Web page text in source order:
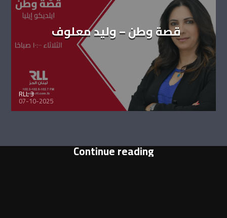
قصة وطن – وليد معلوف
RLL 3
07-10-2025
Continue reading